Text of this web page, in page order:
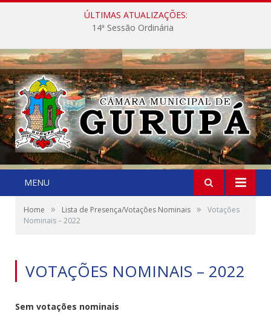
ÚLTIMAS ATUALIZAÇÕES:
14ª Sessão Ordinária
MENU
Home » Lista de Presença/Votações Nominais »
Votações
Nominais – 2022
VOTAÇÕES NOMINAIS – 2022
Sem votações nominais